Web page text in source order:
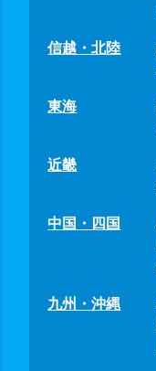
信越・北陸
東海
近畿
中国・四国
九州・沖縄